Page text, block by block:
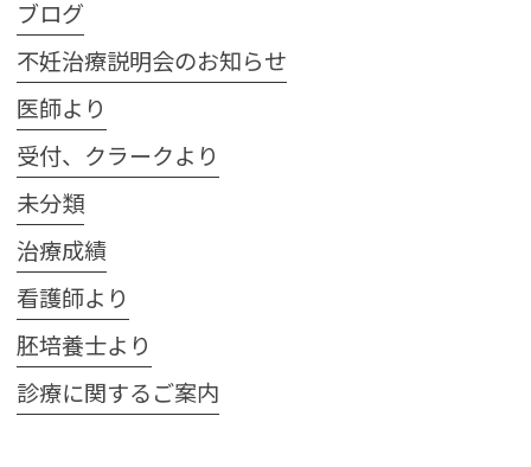
ブログ
不妊治療説明会のお知らせ
医師より
受付、クラークより
未分類
治療成績
看護師より
胚培養士より
診療に関するご案内